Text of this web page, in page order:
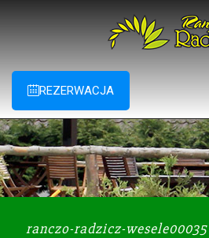
REZERWACJA
ranczo-radzicz-wesele00035